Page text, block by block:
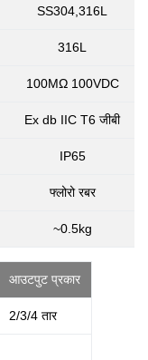
SS304,316L
316L
100MΩ 100VDC
Ex db IIC T6 जीबी
IP65
फ्लोरो रबर
~0.5kg
आउटपुट प्रकार
2/3/4 तार